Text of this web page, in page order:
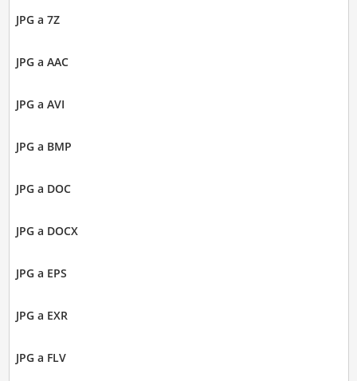
JPG a 7Z
JPG a AAC
JPG a AVI
JPG a BMP
JPG a DOC
JPG a DOCX
JPG a EPS
JPG a EXR
JPG a FLV